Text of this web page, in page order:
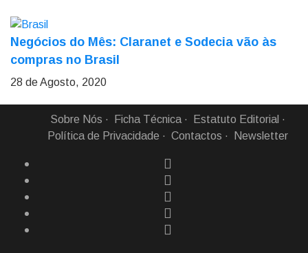
Negócios do Mês: Claranet e Sodecia vão às
compras no Brasil
28 de Agosto, 2020
Sobre Nós Ficha Técnica
Estatuto Editorial
Política de Privacidade
Contactos Newsletter